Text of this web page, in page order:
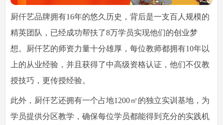
厨仟艺品牌拥有16年的悠久历史，背后是一支百人规模的
精英团队，已经成功帮扶了8万学员实现他们的创业梦
想。厨仟艺的师资力量十分雄厚，每位教师都拥有10年以
上的从业经验，并且获得了中高级资格认证，他们不仅教
授技巧，更传授经验。
此外，厨仟艺还拥有一个占地1200㎡的独立实训基地，为
学员提供分区教学，确保每位学员都能得到充分的实践机